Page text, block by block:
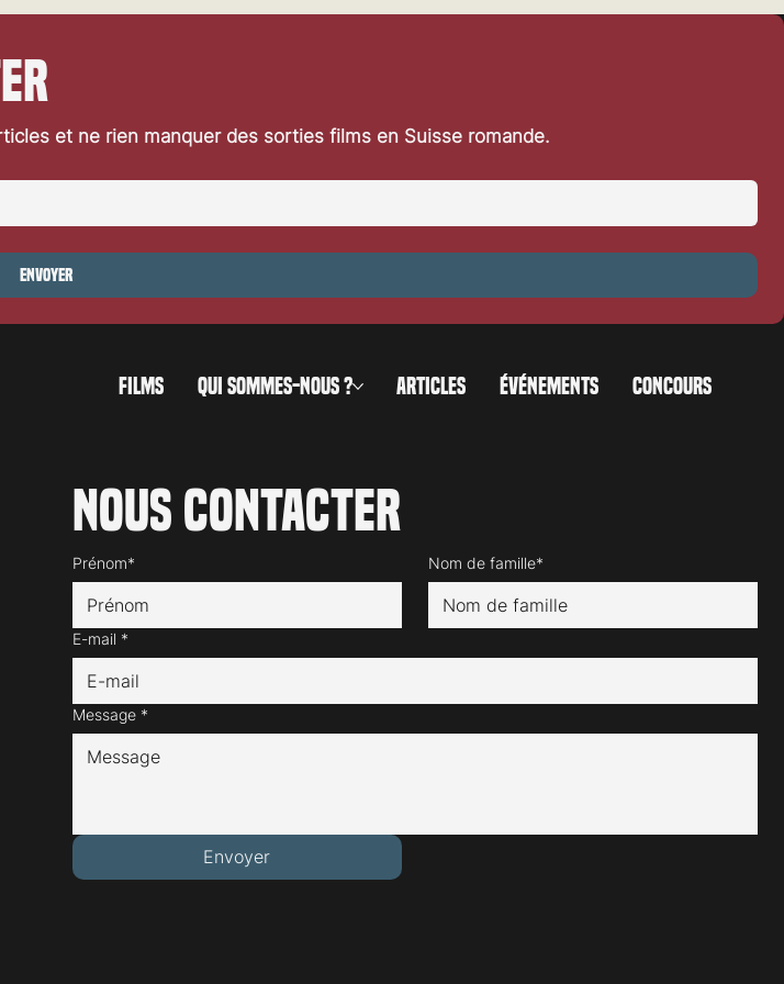
et ne rien manquer des sorties films en Suisse romande.
Envoyer
FILMS QUI SOMMES-NOUS ? ARTICLES ÉVÉNEMENTS CONCOURS
Nous contacter
Prénom* Nom de famille*
E-mail *
Message *
Envoyer